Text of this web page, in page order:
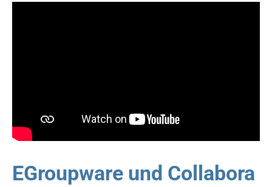
EGroupware und Collabora